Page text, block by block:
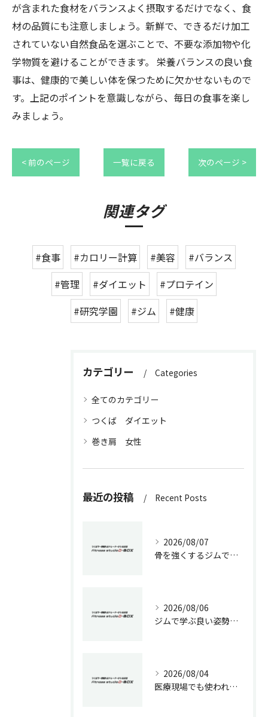
が含まれた食材をバランスよく摂取するだけでなく、食
材の品質にも注意しましょう。新鮮で、できるだけ加工
されていない自然食品を選ぶことで、不要な添加物や化
学物質を避けることができます。 栄養バランスの良い食
事は、健康的で美しい体を保つために欠かせないもので
す。上記のポイントを意識しながら、毎日の食事を楽し
みましょう。
< 前のページ 一覧に戻る 次のページ >
関連タグ
#食事 #カロリー計算 #美容
#バランス
#管理
#ダイエット
#プロテイン
#研究学園
#ジム #健康
カテゴリー Categories
全てのカテゴリー
つくば ダイエット
巻き肩 女性
最近の投稿 Recent Posts
2026/08/07
骨を強くするジムでの生活習慣改善術
2026/08/06
ジムで学ぶ良い姿勢の作り方
2026/08/04
医療現場でも使われる加圧トレーニングの効果と専門的ダイエット戦略